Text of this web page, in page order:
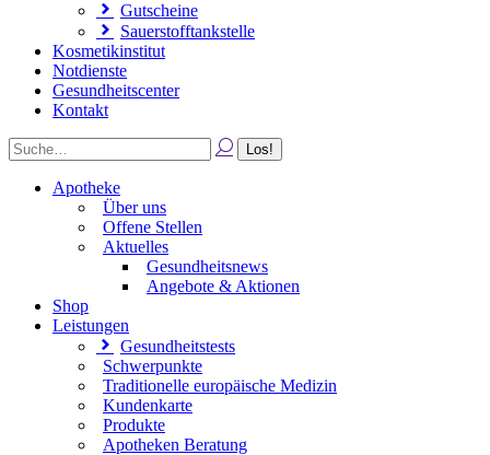
Gutscheine
Sauerstofftankstelle
Kosmetikinstitut
Notdienste
Gesundheitscenter
Kontakt
Apotheke
Über uns
Offene Stellen
Aktuelles
Gesundheitsnews
Angebote & Aktionen
Shop
Leistungen
Gesundheitstests
Schwerpunkte
Traditionelle europäische Medizin
Kundenkarte
Produkte
Apotheken Beratung